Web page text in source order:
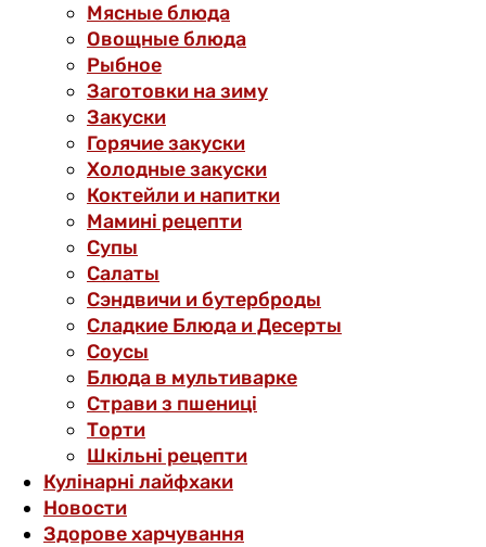
Мясные блюда
Овощные блюда
Рыбное
Заготовки на зиму
Закуски
Горячие закуски
Холодные закуски
Коктейли и напитки
Мамині рецепти
Супы
Салаты
Сэндвичи и бутерброды
Сладкие Блюда и Десерты
Соусы
Блюда в мультиварке
Страви з пшениці
Торти
Шкільні рецепти
Кулінарні лайфхаки
Новости
Здорове харчування